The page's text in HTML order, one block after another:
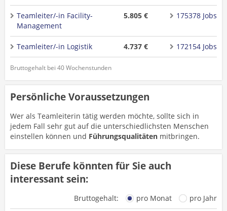
Teamleiter/-in Facility-
Management
5.805 € 175378 Jobs
Teamleiter/-in Logistik 4.737 € 172154 Jobs
Bruttogehalt bei 40 Wochenstunden
Persönliche Voraussetzungen
Wer als Teamleiterin tätig werden möchte, sollte sich in
jedem Fall sehr gut auf die unterschiedlichsten Menschen
einstellen können und Führungsqualitäten mitbringen.
Diese Berufe könnten für Sie auch
interessant sein:
Bruttogehalt: pro Monat pro Jahr